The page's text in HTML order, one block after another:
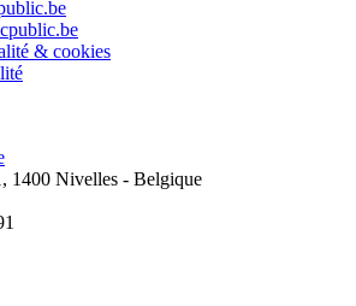
& cookies
1400 Nivelles - Belgique